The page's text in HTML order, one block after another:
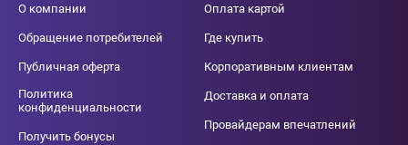
О компании
Обращение потребителей
Публичная оферта
Политика
конфиденциальности
Получить бонусы
Оплата картой
Где купить
Корпоративным клиентам
Доставка и оплата
Провайдерам впечатлений